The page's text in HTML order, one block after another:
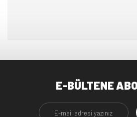
E-BÜLTENE